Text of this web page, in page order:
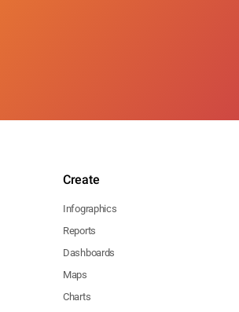
Create
Infographics
Reports
Dashboards
Maps
Charts